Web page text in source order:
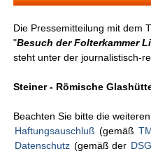
Die Pressemitteilung mit dem
"Besuch der Folterkammer
steht unter der journalistisch-
Steiner - Römische
Beachten Sie bitte die
Haftungsauschluß (gemäß
Datenschutz (gemäß der